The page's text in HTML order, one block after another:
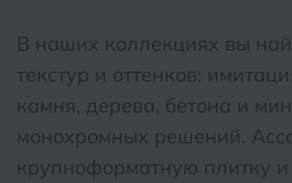
В наших коллекциях вы
текстур и оттенков:
камня, дерева, бетона и
монохромных решений.
крупноформатную плитку